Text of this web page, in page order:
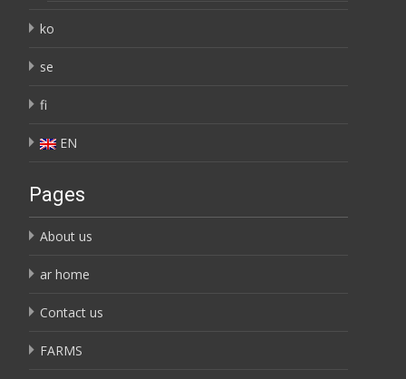
ko
se
fi
EN
Pages
About us
ar home
Contact us
FARMS